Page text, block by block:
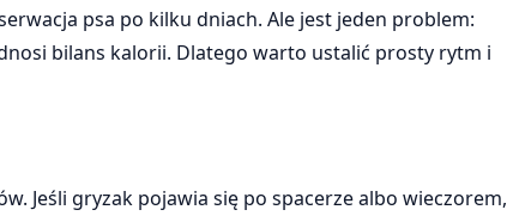
psa po kilku dniach. Ale jest jeden problem:
bilans kalorii. Dlatego warto ustalić prosty rytm i
Jeśli gryzak pojawia się po spacerze albo wieczorem,